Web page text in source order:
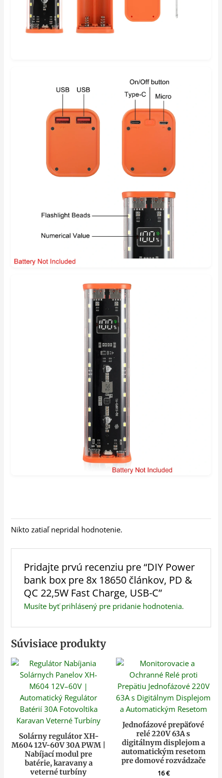
Nikto zatiaľ nepridal hodnotenie.
Pridajte prvú recenziu pre “DIY Power
bank box pre 8x 18650 článkov, PD &
QC 22,5W Fast Charge, USB-C”
Musíte byťprihlásenýpre pridanie hodnotenia.
Súvisiace produkty
Solárny regulátor XH-
M604 12V-60V 30A PWM |
Nabíjací modul pre
batérie, karavany a
veterné turbíny
Jednofázové prepäťové
relé 220V 63A s
digitálnym displejom a
automatickým resetom
pre domové rozvádzače
16€